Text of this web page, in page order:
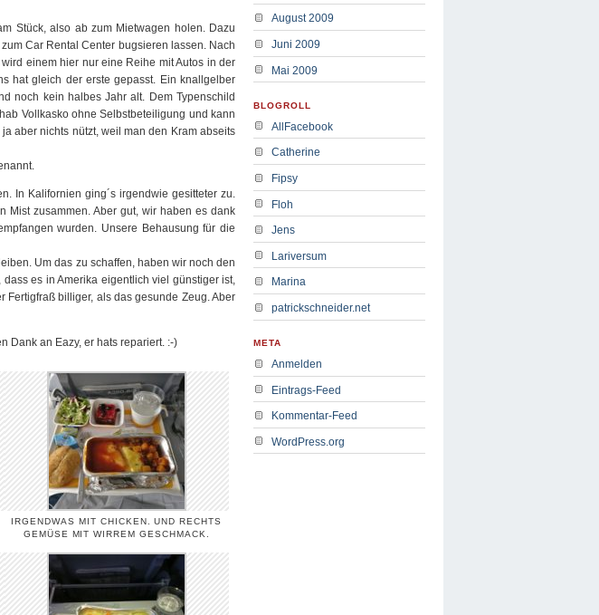
Stück, also ab zum Mietwagen holen. Dazu
Car Rental Center bugsieren lassen. Nach
einem hier nur eine Reihe mit Autos in der
hat gleich der erste gepasst. Ein knallgelber
noch kein halbes Jahr alt. Dem Typenschild
Vollkasko ohne Selbstbeteiligung und kann
aber nichts nützt, weil man den Kram abseits
In Kalifornien ging´s irgendwie gesitteter zu.
Mist zusammen. Aber gut, wir haben es dank
wurden. Unsere Behausung für die
Um das zu schaffen, haben wir noch den
es in Amerika eigentlich viel günstiger ist,
Fertigfraß billiger, als das gesunde Zeug. Aber
Dank an Eazy, er hats repariert. :-)
IRGENDWAS MIT CHICKEN. UND RECHTS
GEMÜSE MIT WIRREM GESCHMACK.
August 2009
Juni 2009
Mai 2009
BLOGROLL
AllFacebook
Catherine
Fipsy
Floh
Jens
Lariversum
Marina
patrickschneider.net
META
Anmelden
Eintrags-Feed
Kommentar-Feed
WordPress.org